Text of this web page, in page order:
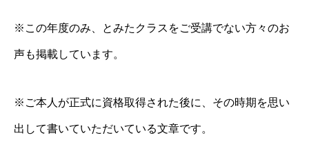
※この年度のみ、とみたクラスをご受講でない方々のお
声も掲載しています。
※ご本人が正式に資格取得された後に、その時期を思い
出して書いていただいている文章です。